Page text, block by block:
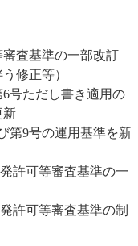
査基準の一部改訂
修正等）
号ただし書き適用の
新
第9号の運用基準を新
許可等審査基準の一
許可等審査基準の制